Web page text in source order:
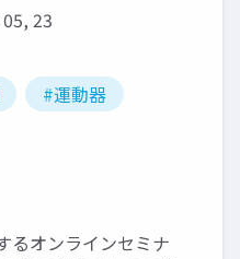
23
#運動器
るオンラインセミナ